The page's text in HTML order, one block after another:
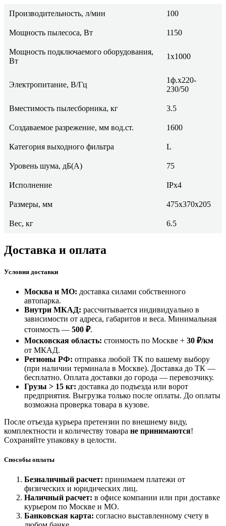
Производительность, л/мин 100
Мощность пылесоса, Вт 1150
Мощность подключаемого оборудования,
Вт
1х1000
Электропитание, В/Гц
1ф.х220-
230/50
Вместимость пылесборника, кг 3.5
Создаваемое разрежение, мм вод.ст. 1600
Категория выходного фильтра L
Уровень шума, дБ(А) 75
Исполнение IPх4
Размеры, мм 475х370х205
Вес, кг 6.5
Доставка и оплата
Условия доставки
Москва и МО: доставка силами собственного
автопарка.
Внутри МКАД: рассчитывается индивидуально в
зависимости от адреса, габаритов и веса. Минимальная
стоимость — 500 ₽.
Московская область: стоимость по Москве + 30 ₽/км
от МКАД.
Регионы РФ: отправка любой ТК по вашему выбору
(при наличии терминала в Москве). Доставка до ТК —
бесплатно. Оплата доставки до города — перевозчику.
Грузы > 15 кг: доставка до подъезда или ворот
предприятия. Выгрузка только после оплаты. До оплаты
возможна проверка товара в кузове.
После отъезда курьера претензии по внешнему виду,
комплектности и количеству товара не принимаются!
Сохраняйте упаковку в целости.
Способы оплаты
Безналичный расчет: принимаем платежи от
физических и юридических лиц.
Наличный расчет: в офисе компании или при доставке
курьером по Москве и МО.
Банковская карта: согласно выставленному счету в